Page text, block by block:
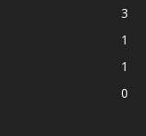
3
1
1
0